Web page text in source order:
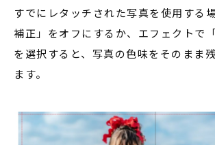
すでにレタッチされた写真を使用する
補正」をオフにするか、エフェクトで
を選択すると、写真の色味をそのまま
ます。